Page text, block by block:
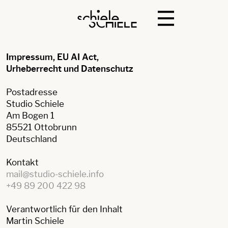
Impressum, EU AI Act,
Urheberrecht und Datenschutz
Postadresse
Studio Schiele
Am Bogen 1
85521 Ottobrunn
Deutschland
Kontakt
mail@studio-schiele.info
+49 89 200 422 98
Verantwortlich für den Inhalt
Martin Schiele